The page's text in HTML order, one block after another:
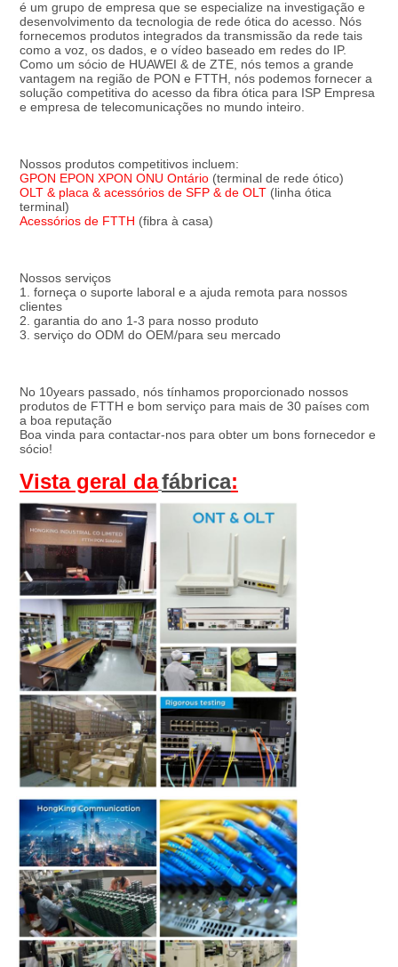
é um grupo de empresa que se especialize na investigação e
desenvolvimento da tecnologia de rede ótica do acesso. Nós
fornecemos produtos integrados da transmissão da rede tais
como a voz, os dados, e o vídeo baseado em redes do IP.
Como um sócio de HUAWEI & de ZTE, nós temos a grande
vantagem na região de PON e FTTH, nós podemos fornecer a
solução competitiva do acesso da fibra ótica para ISP Empresa
e empresa de telecomunicações no mundo inteiro.
Nossos produtos competitivos incluem:
GPON EPON XPON ONU Ontário (terminal de rede ótico)
OLT & placa & acessórios de SFP & de OLT (linha ótica
terminal)
Acessórios de FTTH (fibra à casa)
Nossos serviços
1. forneça o suporte laboral e a ajuda remota para nossos
clientes
2. garantia do ano 1-3 para nosso produto
3. serviço do ODM do OEM/para seu mercado
No 10years passado, nós tínhamos proporcionado nossos
produtos de FTTH e bom serviço para mais de 30 países com
a boa reputação
Boa vinda para contactar-nos para obter um bons fornecedor e
sócio!
Vista geral dafábrica: